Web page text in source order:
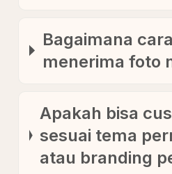
Bagaimana
menerima foto
Apakah bisa
sesuai tema
atau branding